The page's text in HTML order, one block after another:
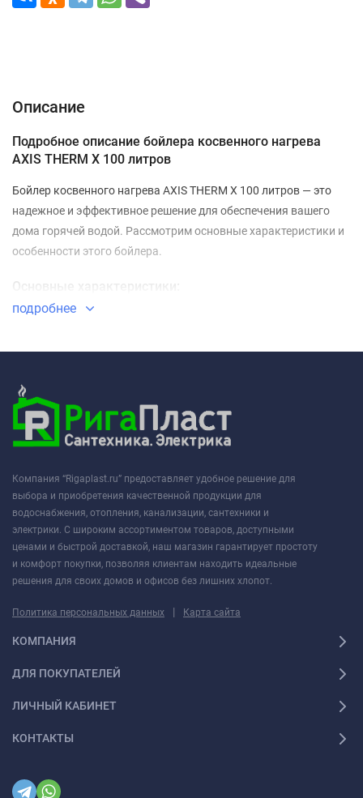
Описание
Подробное описание бойлера косвенного нагрева
AXIS THERM X 100 литров
Бойлер косвенного нагрева AXIS THERM X 100 литров — это
надежное и эффективное решение для обеспечения вашего
дома горячей водой. Рассмотрим основные характеристики и
особенности этого бойлера.
Основные характеристики:
Монтаж:Напольный
Производительность по горячей воде при +45°С:
час
Площадь поверхности теплообменника:0,55 кв.м.
Коэффициент мощности NL (DIN 4708):6
Потеря напора: 6 мбар
Соединение змеевика:1“
Нержавеющая сталь AISI 304
Максимальная температура в теплообменнике/в баке:
баке:
подробнее
Компания “Rigaplast.ru” предоставляет удобное решение для
выбора и приобретения качественной продукции для
водоснабжения, отопления, канализации, сантехники и
электрики. С широким ассортиментом товаров, доступными
ценами и быстрой доставкой, наш магазин гарантирует простоту
и комфорт покупки, позволяя клиентам находить идеальные
решения для своих домов и офисов без лишних хлопот.
Политика персональных данных | Карта сайта
КОМПАНИЯ
ДЛЯ ПОКУПАТЕЛЕЙ
ЛИЧНЫЙ КАБИНЕТ
КОНТАКТЫ